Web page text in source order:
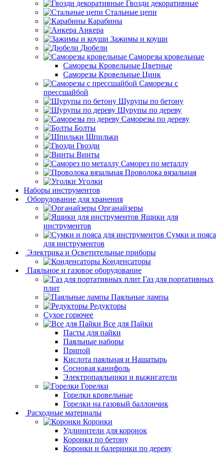
Гвозди декоративные
Стальные цепи
Карабины
Анкера
Зажимы и коуши
Дюбели
Саморезы кровельные
Саморезы Кровельные Цветные
Саморезы Кровельные Цинк
Саморезы с
прессшайбой
Шурупы по бетону
Шурупы по дереву
Саморезы по дереву
Болты
Шпильки
Гвозди
Винты
Саморез по металлу
Проволока вязальная
Уголки
Наборы инструментов
Оборудование для хранения
Органайзеры
Ящики для
инструментов
Сумки и пояса
для инструментов
Электрика и Осветительные приборы
Конденсаторы
Паяльное и газовое оборудование
Газ для портативных
плит
Паяльные лампы
Редукторы
Сухое горючее
Все для Пайки
Пасты для пайки
Паяльные наборы
Припой
Кислота паяльная и Нашатырь
Сосновая канифоль
Электропаяльники и выжигатели
Горелки
Горелки кровельные
Горелки на газовый баллончик
Расходные материалы
Коронки
Удлинители для коронок
Коронки по бетону
Коронки и балеринки по дереву